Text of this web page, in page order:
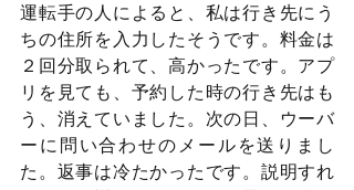
運転手の人によると、私は行き先にう
ちの住所を入力したそうです。料金は
２回分取られて、高かったです。アプ
リを見ても、予約した時の行き先はも
う、消えていました。次の日、ウーバ
ーに問い合わせのメールを送りまし
た。返事は冷たかったです。説明すれ